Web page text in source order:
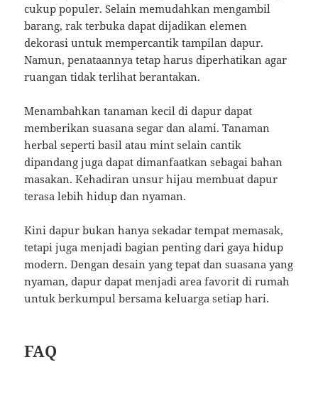
cukup populer. Selain memudahkan mengambil
barang, rak terbuka dapat dijadikan elemen
dekorasi untuk mempercantik tampilan dapur.
Namun, penataannya tetap harus diperhatikan agar
ruangan tidak terlihat berantakan.
Menambahkan tanaman kecil di dapur dapat
memberikan suasana segar dan alami. Tanaman
herbal seperti basil atau mint selain cantik
dipandang juga dapat dimanfaatkan sebagai bahan
masakan. Kehadiran unsur hijau membuat dapur
terasa lebih hidup dan nyaman.
Kini dapur bukan hanya sekadar tempat memasak,
tetapi juga menjadi bagian penting dari gaya hidup
modern. Dengan desain yang tepat dan suasana yang
nyaman, dapur dapat menjadi area favorit di rumah
untuk berkumpul bersama keluarga setiap hari.
FAQ